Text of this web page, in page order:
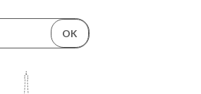
OK